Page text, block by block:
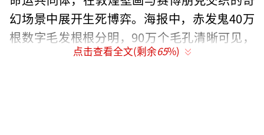
幻场景中展开生死博弈。海报中，赤发鬼40万
根数字毛发根根分明，90万个毛孔清晰可见，
与路空文利剑破风的姿态形成强烈视觉对冲。
点击查看全文(剩余65%)